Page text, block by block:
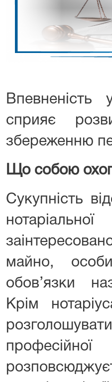
Впевненість
сприяє
збереженню
Що собою
Сукупність
майно,
обов’язки
Крім